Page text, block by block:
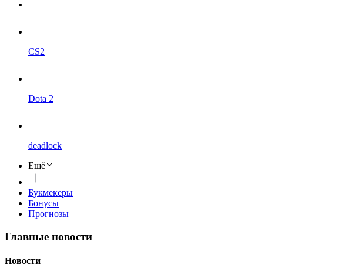
CS2
Dota 2
deadlock
Ещё
Букмекеры
Бонусы
Прогнозы
Главные новости
Новости